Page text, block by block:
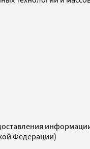
информации
Федерации)